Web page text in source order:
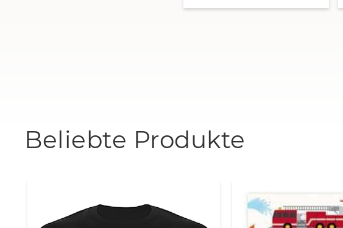
Beliebte Produkte